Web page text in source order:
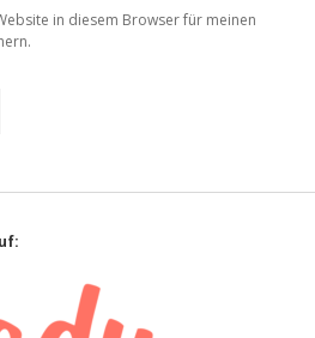
in diesem Browser für meinen